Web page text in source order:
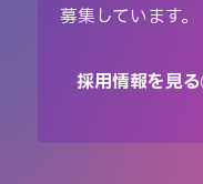
募集しています。
採用情報を見る